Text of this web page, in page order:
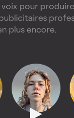
pour
plus encore.